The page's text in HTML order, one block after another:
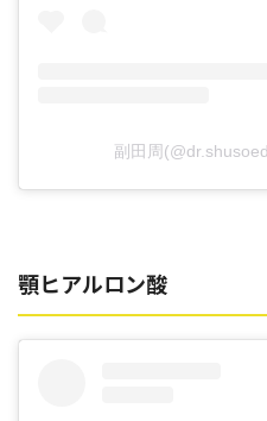
副田周
顎ヒアルロン酸